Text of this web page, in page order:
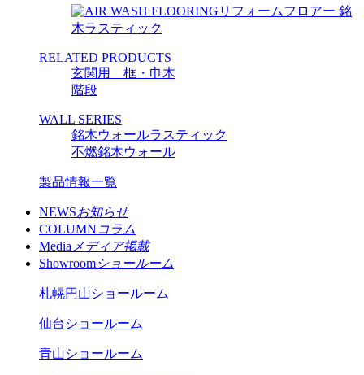
リフォームフロアー 銘
木ラスティック
RELATED PRODUCTS
玄関用 框・巾木
階段
WALL SERIES
銘木ウォールラスティック
不燃銘木ウォール
製品情報一覧
NEWSお知らせ
COLUMNコラム
Media メディア掲載
Showroomショールーム
札幌円山ショールーム
仙台ショールーム
青山ショールーム